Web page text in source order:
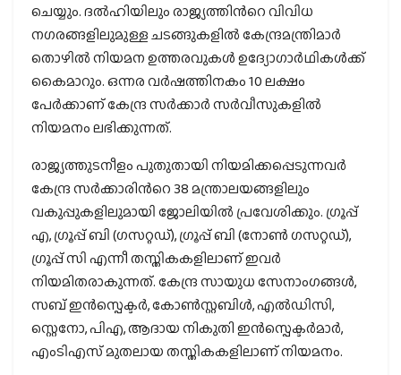
ചെയ്യും. ദല്‍ഹിയിലും രാജ്യത്തിന്‍റെ വിവിധ
നഗരങ്ങളിലുമുള്ള ചടങ്ങുകളില്‍ കേന്ദ്രമന്ത്രിമാര്‍
തൊഴില്‍ നിയമന ഉത്തരവുകള്‍ ഉദ്യോഗാര്‍ഥികള്‍ക്ക്
കൈമാറും. ഒന്നര വര്‍ഷത്തിനകം 10 ലക്ഷം
പേര്‍ക്കാണ് കേന്ദ്ര സര്‍ക്കാര്‍ സര്‍വീസുകളില്‍
നിയമനം ലഭിക്കുന്നത്.
രാജ്യത്തുടനീളം പുതുതായി നിയമിക്കപ്പെടുന്നവര്‍
കേന്ദ്ര സര്‍ക്കാരിന്‍റെ 38 മന്ത്രാലയങ്ങളിലും
വകുപ്പുകളിലുമായി ജോലിയില്‍ പ്രവേശിക്കും. ഗ്രൂപ്പ്
എ, ഗ്രൂപ്പ് ബി (ഗസറ്റഡ്), ഗ്രൂപ്പ് ബി (നോണ്‍ ഗസറ്റഡ്),
ഗ്രൂപ്പ് സി എന്നീ തസ്തികകളിലാണ് ഇവര്‍
നിയമിതരാകുന്നത്. കേന്ദ്ര സായുധ സേനാംഗങ്ങള്‍,
സബ് ഇന്‍സ്പെക്ടര്‍, കോണ്‍സ്റ്റബിള്‍, എല്‍ഡിസി,
സ്റ്റെനോ, പിഎ, ആദായ നികുതി ഇന്‍സ്പെക്ടര്‍മാര്‍,
എംടിഎസ് മുതലായ തസ്തികകളിലാണ് നിയമനം.